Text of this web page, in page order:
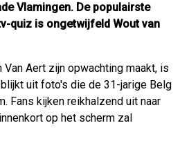
Vlamingen. De populairste
quiz is ongetwijfeld Wout van
Van Aert zijn opwachting maakt, is
uit foto's die de 31-jarige Belg
Fans kijken reikhalzend uit naar
op het scherm zal